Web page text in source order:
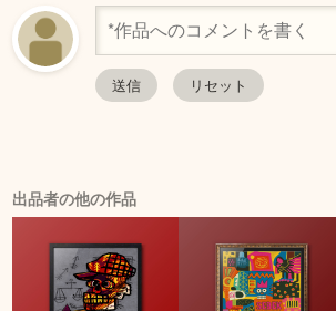
出品者の他の作品